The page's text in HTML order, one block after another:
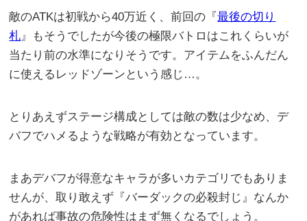
敵のATKは初戦から40万近く、前回の『最後の切り
札』もそうでしたが今後の極限バトロはこれくらいが
当たり前の水準になりそうです。アイテムをふんだん
に使えるレッドゾーンという感じ…。
とりあえずステージ構成としては敵の数は少なめ、デ
バフでハメるような戦略が有効となっています。
まあデバフが得意なキャラが多いカテゴリでもありま
せんが、取り敢えず『バーダックの必殺封じ』なんか
があれば事故の危険性はまず無くなるでしょう。